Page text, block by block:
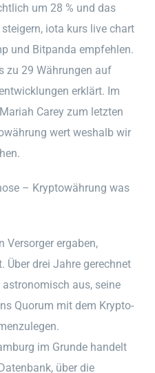
um 28 % und das
iota kurs live chart
und Bitpanda empfehlen.
zu 29 Währungen auf
erklärt. Im
Carey zum letzten
wert weshalb wir
– Kryptowährung was
Versorger ergaben,
Über drei Jahre gerechnet
aus, seine
Quorum mit dem Krypto-
im Grunde handelt
über die